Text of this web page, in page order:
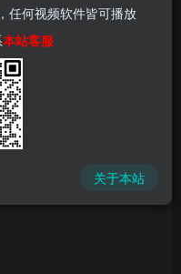
任何视频软件皆可播放
本站客服
关于本站